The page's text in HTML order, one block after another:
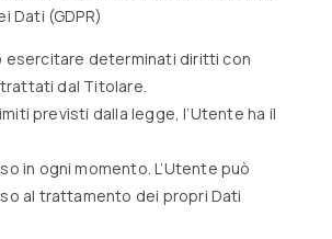
Dati (GDPR)
esercitare determinati diritti con
dal Titolare.
previsti dalla legge, l’Utente ha il
in ogni momento. L’Utente può
al trattamento dei propri Dati